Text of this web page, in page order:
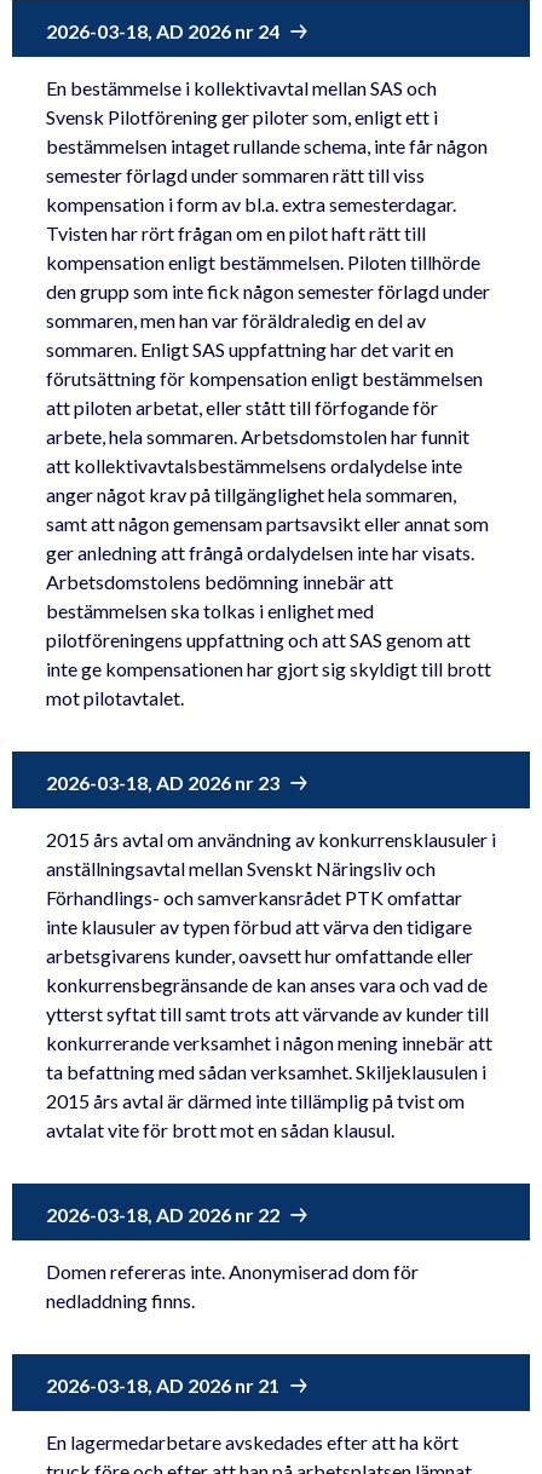
2026-03-18, AD 2026 nr 24
En bestämmelse i kollektivavtal mellan SAS och
Svensk Pilotförening ger piloter som, enligt ett i
bestämmelsen intaget rullande schema, inte får någon
semester förlagd under sommaren rätt till viss
kompensation i form av bl.a. extra semesterdagar.
Tvisten har rört frågan om en pilot haft rätt till
kompensation enligt bestämmelsen. Piloten tillhörde
den grupp som inte fick någon semester förlagd under
sommaren, men han var föräldraledig en del av
sommaren. Enligt SAS uppfattning har det varit en
förutsättning för kompensation enligt bestämmelsen
att piloten arbetat, eller stått till förfogande för
arbete, hela sommaren. Arbetsdomstolen har funnit
att kollektivavtalsbestämmelsens ordalydelse inte
anger något krav på tillgänglighet hela sommaren,
samt att någon gemensam partsavsikt eller annat som
ger anledning att frångå ordalydelsen inte har visats.
Arbetsdomstolens bedömning innebär att
bestämmelsen ska tolkas i enlighet med
pilotföreningens uppfattning och att SAS genom att
inte ge kompensationen har gjort sig skyldigt till brott
mot pilotavtalet.
2026-03-18, AD 2026 nr 23
2015 års avtal om användning av konkurrensklausuler i
anställningsavtal mellan Svenskt Näringsliv och
Förhandlings- och samverkansrådet PTK omfattar
inte klausuler av typen förbud att värva den tidigare
arbetsgivarens kunder, oavsett hur omfattande eller
konkurrensbegränsande de kan anses vara och vad de
ytterst syftat till samt trots att värvande av kunder till
konkurrerande verksamhet i någon mening innebär att
ta befattning med sådan verksamhet. Skiljeklausulen i
2015 års avtal är därmed inte tillämplig på tvist om
avtalat vite för brott mot en sådan klausul.
2026-03-18, AD 2026 nr 22
Domen refereras inte. Anonymiserad dom för
nedladdning finns.
2026-03-18, AD 2026 nr 21
En lagermedarbetare avskedades efter att ha kört